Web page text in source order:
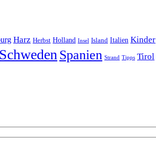
Harz Herbst Holland Insel Island Italien Kinder
SchwedenSpanien Strand Tipps Tirol